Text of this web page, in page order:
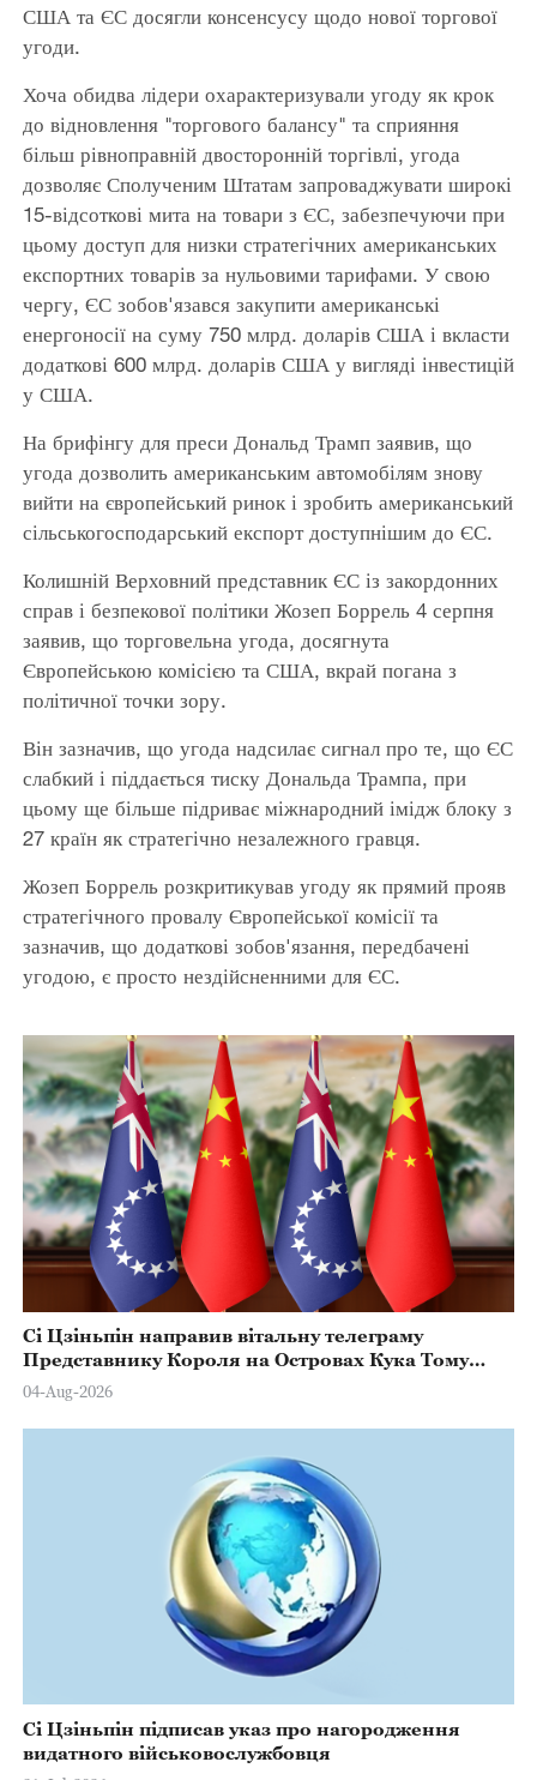
США та ЄС досягли консенсусу щодо нової торгової
угоди.
Хоча обидва лідери охарактеризували угоду як крок
до відновлення "торгового балансу" та сприяння
більш рівноправній двосторонній торгівлі, угода
дозволяє Сполученим Штатам запроваджувати широкі
15-відсоткові мита на товари з ЄС, забезпечуючи при
цьому доступ для низки стратегічних американських
експортних товарів за нульовими тарифами. У свою
чергу, ЄС зобов'язався закупити американські
енергоносії на суму 750 млрд. доларів США і вкласти
додаткові 600 млрд. доларів США у вигляді інвестицій
у США.
На брифінгу для преси Дональд Трамп заявив, що
угода дозволить американським автомобілям знову
вийти на європейський ринок і зробить американський
сільськогосподарський експорт доступнішим до ЄС.
Колишній Верховний представник ЄС із закордонних
справ і безпекової політики Жозеп Боррель 4 серпня
заявив, що торговельна угода, досягнута
Європейською комісією та США, вкрай погана з
політичної точки зору.
Він зазначив, що угода надсилає сигнал про те, що ЄС
слабкий і піддається тиску Дональда Трампа, при
цьому ще більше підриває міжнародний імідж блоку з
27 країн як стратегічно незалежного гравця.
Жозеп Боррель розкритикував угоду як прямий прояв
стратегічного провалу Європейської комісії та
зазначив, що додаткові зобов'язання, передбачені
угодою, є просто нездійсненними для ЄС.
Сі Цзіньпін направив вітальну телеграму
Представнику Короля на Островах Кука Тому
Марстерсу з нагоди Дня Конституції
04-Aug-2026
Сі Цзіньпін підписав указ про нагородження
видатного військовослужбовця